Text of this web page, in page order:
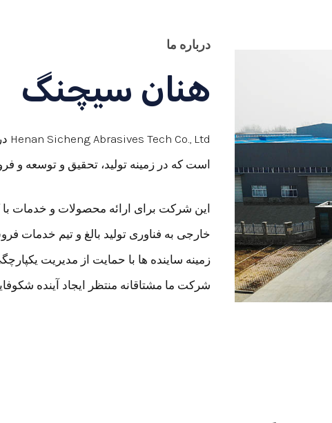
درباره ما
هنان سیچنگ
است که در زمینه تولید، تحقیق و توسعه و
این شرکت برای ارائه محصولات و خدمات
خارجی به فناوری تولید بالغ و تیم
زمینه ساینده ها با حمایت از مدیریت
شرکت ما مشتاقانه منتظر ایجاد آینده